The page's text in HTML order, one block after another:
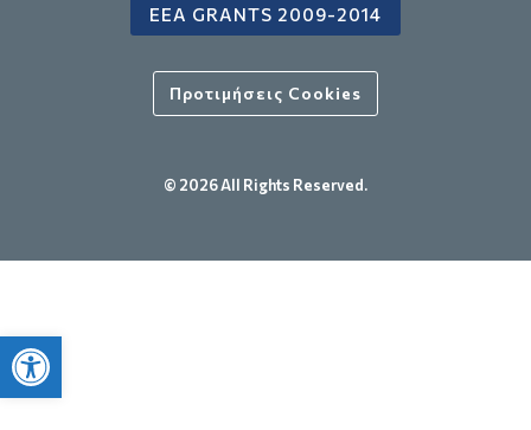
EEA GRANTS 2009-2014
Προτιμήσεις Cookies
© 2026 All Rights Reserved.
Ανοίξτε τη γραμμή εργαλείων